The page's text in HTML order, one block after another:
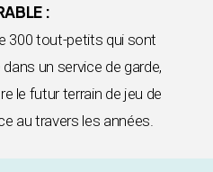
:
300 tout-petits qui sont
un service de garde,
le futur terrain de jeu de
au travers les années.